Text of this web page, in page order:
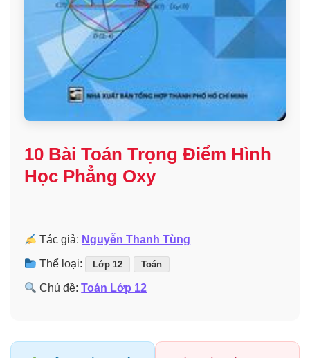
10 Bài Toán Trọng Điểm Hình
Học Phẳng Oxy
Tác giả: Nguyễn Thanh Tùng
Thể loại: Lớp 12 Toán
Chủ đề:Toán Lớp 12